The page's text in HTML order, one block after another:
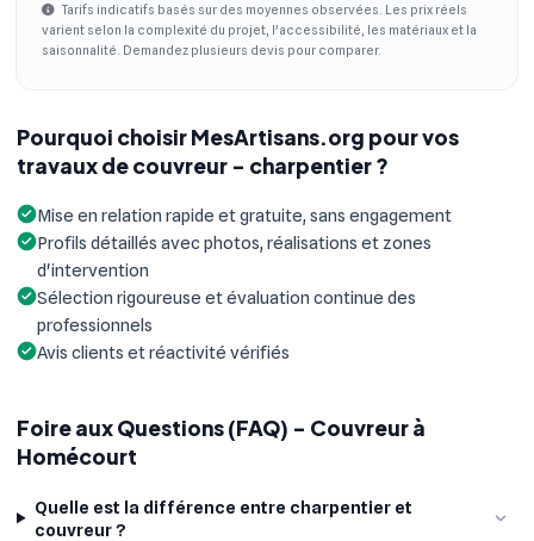
Tarifs indicatifs basés sur des moyennes observées. Les prix réels
varient selon la complexité du projet, l'accessibilité, les matériaux et la
saisonnalité. Demandez plusieurs devis pour comparer.
Pourquoi choisir MesArtisans.org pour vos
travaux de couvreur - charpentier ?
Mise en relation rapide et gratuite, sans engagement
Profils détaillés avec photos, réalisations et zones
d'intervention
Sélection rigoureuse et évaluation continue des
professionnels
Avis clients et réactivité vérifiés
Foire aux Questions (FAQ) - Couvreur à
Homécourt
Quelle est la différence entre charpentier et
couvreur ?